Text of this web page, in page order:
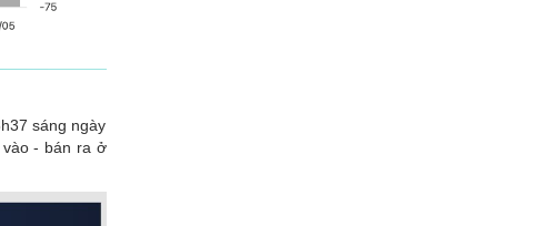
sáng ngày
- bán ra ở